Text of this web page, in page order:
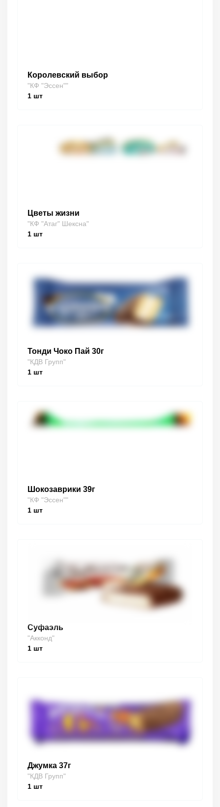
Королевский выбор
"КФ "Эссен""
1 шт
Цветы жизни
"КФ "Атаг" Шексна"
1 шт
Тонди Чоко Пай 30г
"КДВ Групп"
1 шт
Шокозаврики 39г
"КФ "Эссен""
1 шт
Суфаэль
"Акконд"
1 шт
Джумка 37г
"КДВ Групп"
1 шт